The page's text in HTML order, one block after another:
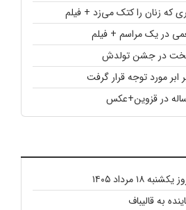
که زنان را کتک می‌زد + فیلم
در یک مراسم + فیلم
در جشن تولدش
مورد توجه قرار گرفت
مرداد ۱۴۰۵
به قالیباف